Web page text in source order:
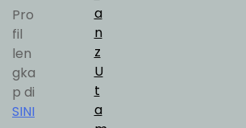
Pro
fil
len
gka
p di
SINI
a
n
z
U
t
a